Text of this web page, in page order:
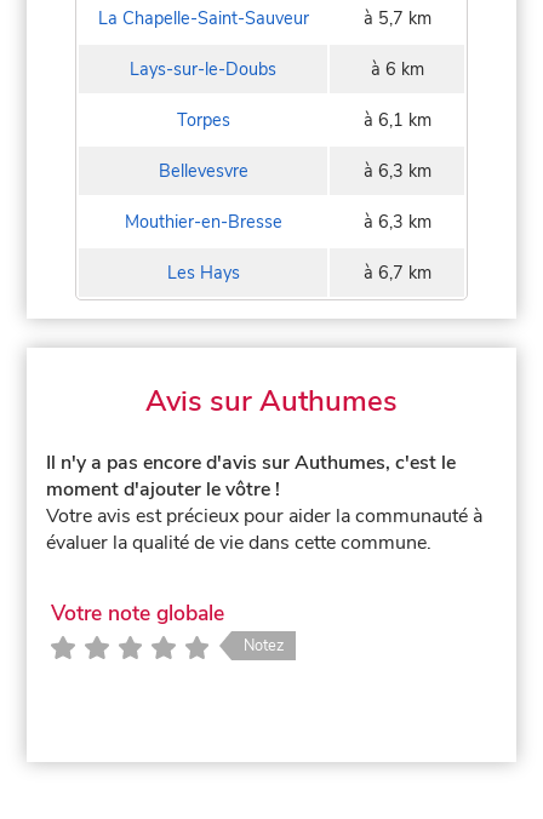
La Chapelle-Saint-Sauveur à 5,7 km
Lays-sur-le-Doubs à 6 km
Torpes à 6,1 km
Bellevesvre à 6,3 km
Mouthier-en-Bresse à 6,3 km
Les Hays à 6,7 km
Avis sur Authumes
Il n'y a pas encore d'avis sur Authumes, c'est le
moment d'ajouter le vôtre !
Votre avis est précieux pour aider la communauté à
évaluer la qualité de vie dans cette commune.
Votre note globale
Notez